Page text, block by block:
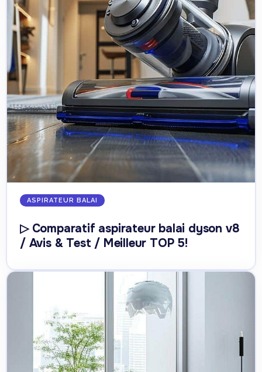
ASPIRATEUR BALAI
▷ Comparatif aspirateur balai dyson v8
/ Avis & Test / Meilleur TOP 5!